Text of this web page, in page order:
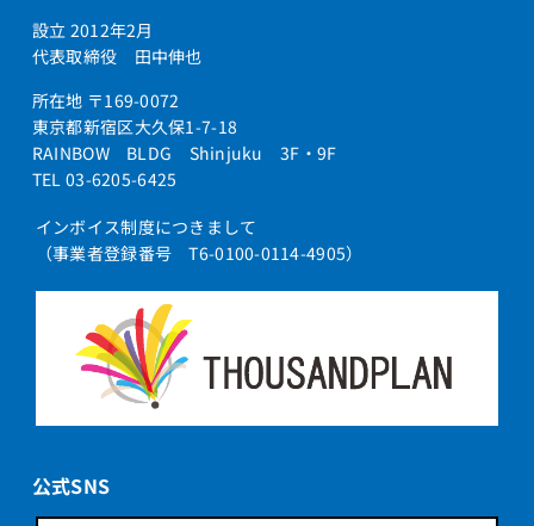
設立 2012年2月
代表取締役 田中伸也
所在地 〒169-0072
東京都新宿区大久保1-7-18
RAINBOW BLDG Shinjuku 3F・9F
TEL 03-6205-6425
インボイス制度につきまして
（事業者登録番号 T6-0100-0114-4905）
公式SNS